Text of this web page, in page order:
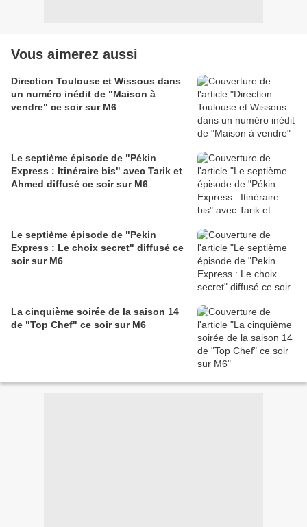
Vous aimerez aussi
Direction Toulouse et Wissous dans
un numéro inédit de "Maison à
vendre" ce soir sur M6
Le septième épisode de "Pékin
Express : Itinéraire bis" avec Tarik et
Ahmed diffusé ce soir sur M6
Le septième épisode de "Pekin
Express : Le choix secret" diffusé ce
soir sur M6
La cinquième soirée de la saison 14
de "Top Chef" ce soir sur M6